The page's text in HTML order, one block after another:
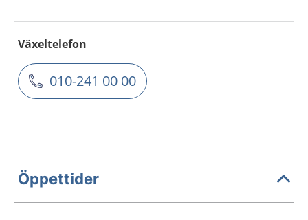
Växeltelefon
010-241 00 00
Öppettider